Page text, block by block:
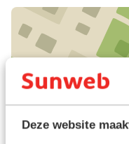
Deze website